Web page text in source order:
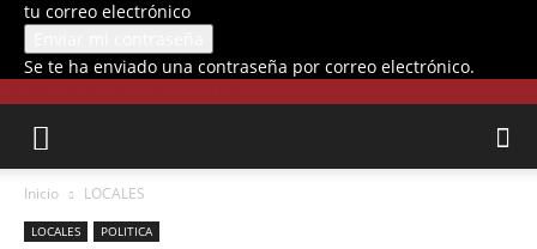
tu correo electrónico
Se te ha enviado una contraseña por correo electrónico.
Inicio LOCALES
LOCALES POLITICA